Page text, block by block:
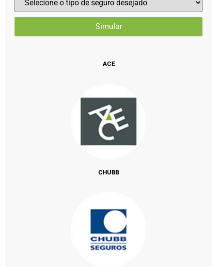
ACE
CHUBB